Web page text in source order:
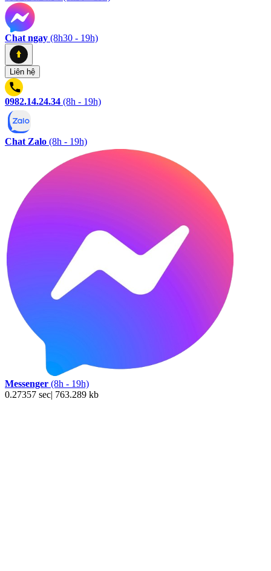
Chat ngay (8h30 - 19h)
Liên hệ
0982.14.24.34 (8h - 19h)
Chat Zalo (8h - 19h)
Messenger (8h - 19h)
0.27357 sec| 763.289 kb